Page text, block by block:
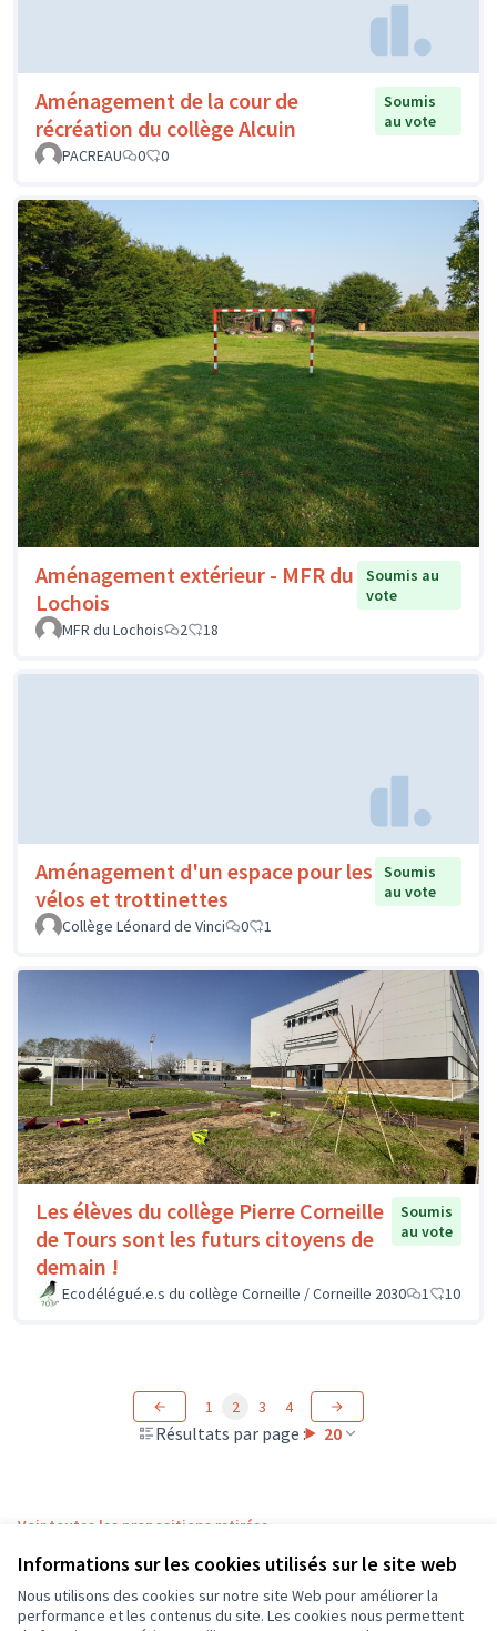
Informations sur les cookies utilisés sur le site web
Nous utilisons des cookies sur notre site Web pour améliorer la
performance et les contenus du site. Les cookies nous permettent
Aménagement de la cour de
récréation du collège Alcuin
Soumis
au vote
PACREAU
0 0
Aménagement extérieur - MFR du
Lochois
Soumis au
vote
MFR du Lochois
2 18
Aménagement d'un espace pour les
vélos et trottinettes
Soumis
au vote
Collège Léonard de Vinci
0 1
Les élèves du collège Pierre Corneille
de Tours sont les futurs citoyens de
demain !
Soumis
au vote
Ecodélégué.e.s du collège Corneille / Corneille 2030 1 10
Résultats par page : 20
1 2 3 4
Voir toutes les propositions retirées
Conditions d'utilisation
Paramètres des cookies